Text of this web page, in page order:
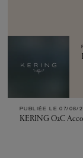
PUBLIÉE LE 07/08/
KERING O2C